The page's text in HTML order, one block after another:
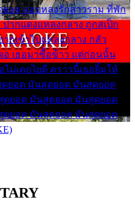
อด แอบหลงรักสาวราม ที่พัก
ปากแดงแหลงกลาง ถูกสเป็ก
ากเข้าไปแหลงกลาง กลัว
อ เธอมาซื้อข้าว แต่ก่อนนั้น
ไม่เคยไยดี คราวนี้เธอยิ้มให้
ดยอด มันสุดยอด มันสุดยอด
ยอด มันสุดยอด มันสุดยอด
ยอด มันสุดยอด มันสุดยอด